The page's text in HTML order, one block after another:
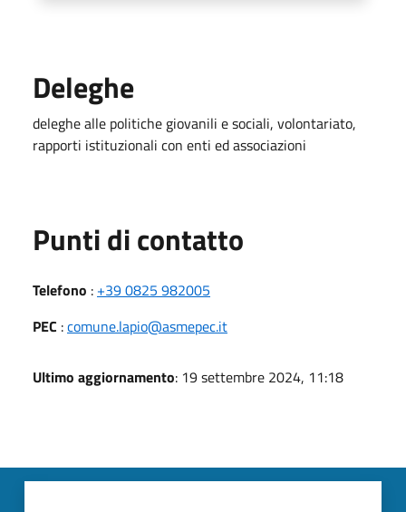
Deleghe
deleghe alle politiche giovanili e sociali, volontariato,
rapporti istituzionali con enti ed associazioni
Punti di contatto
Telefono : +39 0825 982005
PEC :comune.lapio@asmepec.it
Ultimo aggiornamento: 19 settembre 2024, 11:18